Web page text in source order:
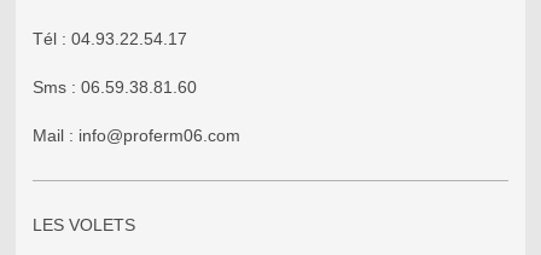
Tél : 04.93.22.54.17
Sms : 06.59.38.81.60
Mail : info@proferm06.com
LES VOLETS